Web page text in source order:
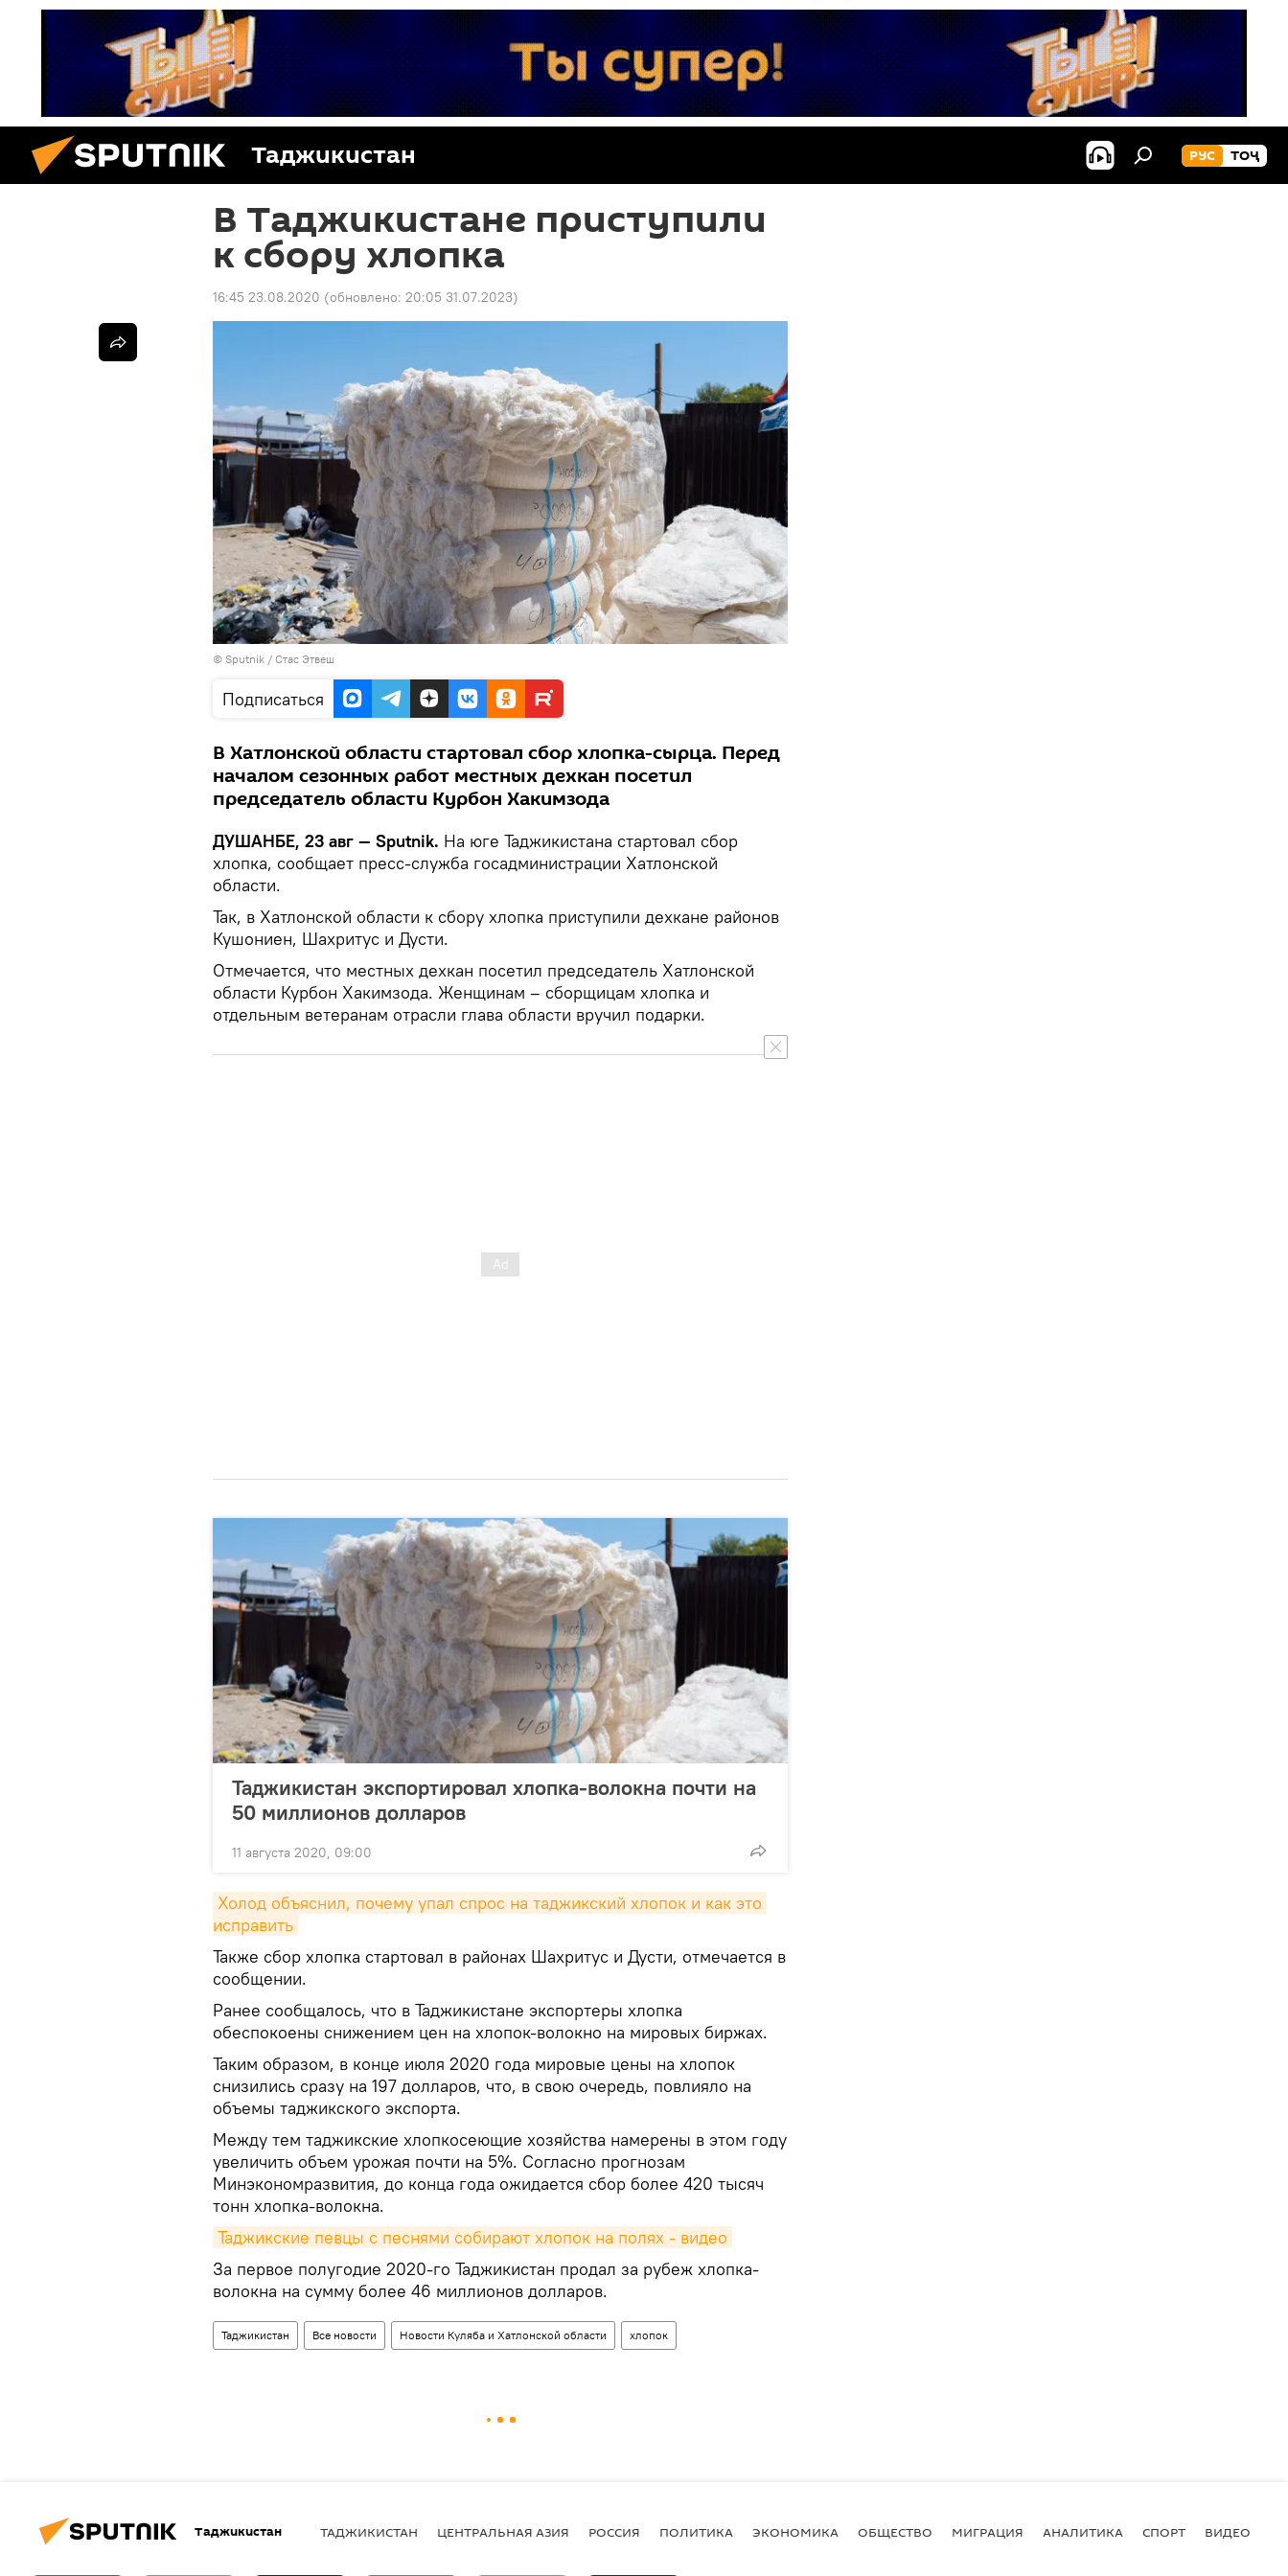
Таджикистан РУС ТОҶ
В Таджикистане приступили
к сбору хлопка
16:45 23.08.2020 (обновлено: 20:05 31.07.2023)
© Sputnik / Стас Этвеш
Подписаться
В Хатлонской области стартовал сбор хлопка-сырца. Перед
началом сезонных работ местных дехкан посетил
председатель области Курбон Хакимзода
ДУШАНБЕ, 23 авг — Sputnik. На юге Таджикистана стартовал сбор
хлопка, сообщает пресс-служба госадминистрации Хатлонской
области.
Так, в Хатлонской области к сбору хлопка приступили дехкане районов
Кушониен, Шахритус и Дусти.
Отмечается, что местных дехкан посетил председатель Хатлонской
области Курбон Хакимзода. Женщинам – сборщицам хлопка и
отдельным ветеранам отрасли глава области вручил подарки.
Таджикистан экспортировал хлопка-волокна почти на
50 миллионов долларов
11 августа 2020, 09:00
Холод объяснил, почему упал спрос на таджикский хлопок и как это
исправить
Также сбор хлопка стартовал в районах Шахритус и Дусти, отмечается в
сообщении.
Ранее сообщалось, что в Таджикистане экспортеры хлопка
обеспокоены снижением цен на хлопок-волокно на мировых биржах.
Таким образом, в конце июля 2020 года мировые цены на хлопок
снизились сразу на 197 долларов, что, в свою очередь, повлияло на
объемы таджикского экспорта.
Между тем таджикские хлопкосеющие хозяйства намерены в этом году
увеличить объем урожая почти на 5%. Согласно прогнозам
Минэкономразвития, до конца года ожидается сбор более 420 тысяч
тонн хлопка-волокна.
Таджикские певцы с песнями собирают хлопок на полях - видео
За первое полугодие 2020-го Таджикистан продал за рубеж хлопка-
волокна на сумму более 46 миллионов долларов.
Таджикистан Все новости Новости Куляба и Хатлонской области хлопок
Таджикистан ТАДЖИКИСТАН ЦЕНТРАЛЬНАЯ АЗИЯ РОССИЯ ПОЛИТИКА ЭКОНОМИКА ОБЩЕСТВО МИГРАЦИЯ АНАЛИТИКА СПОРТ ВИДЕО